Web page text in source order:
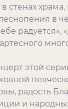
стенах
в
радуется»,
этой
радость
и